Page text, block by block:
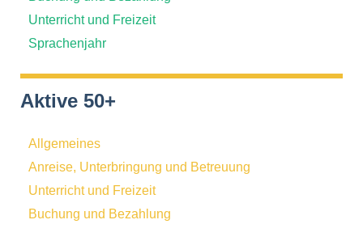
Unterricht und Freizeit
Sprachenjahr
Aktive 50+
Allgemeines
Anreise, Unterbringung und Betreuung
Unterricht und Freizeit
Buchung und Bezahlung